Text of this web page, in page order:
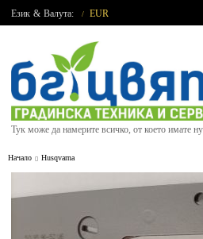
Език & Валута: / EUR
Тук може да намерите всичко, от което имате
Начало Husqvarna